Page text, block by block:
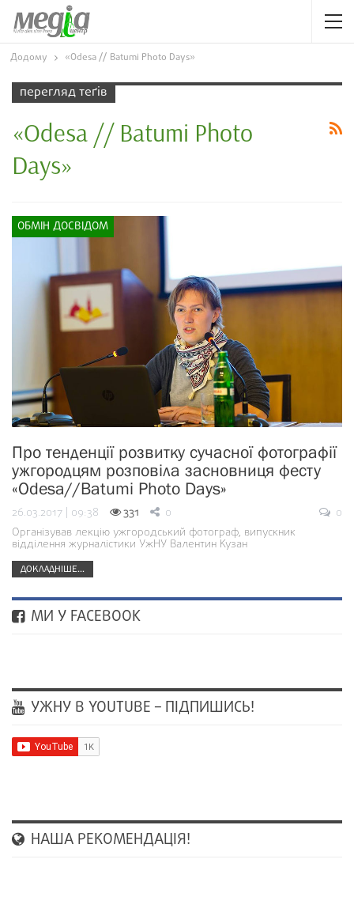
Додому «Odesa // Batumi Photo Days»
перегляд теґів
«Odesa // Batumi Photo
Days»
ОБМІН ДОСВІДОМ
Про тенденції розвитку сучасної фотографії
ужгородцям розповіла засновниця фесту
«Odesa//Batumi Photo Days»
26.03.2017 | 09:38 331 0
0
Організував лекцію ужгородський фотограф, випускник
відділення журналістики УжНУ Валентин Кузан
ДОКЛАДНІШЕ...
МИ У FACEBOOK
УЖНУ В YOUTUBE – ПІДПИШИСЬ!
НАША РЕКОМЕНДАЦІЯ!